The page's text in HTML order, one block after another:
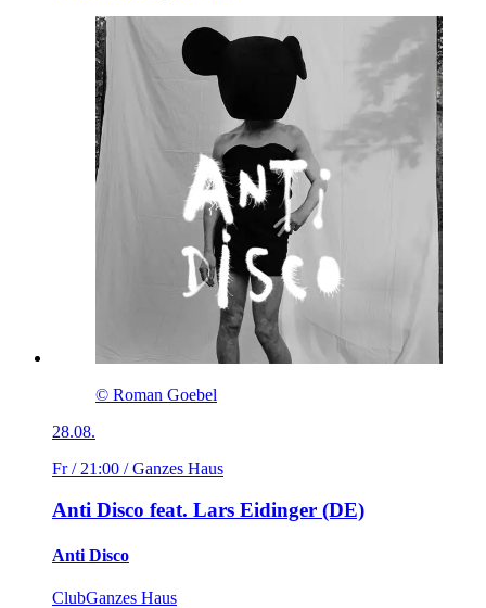
© Roman Goebel
28.08.
Fr / 21:00 / Ganzes Haus
Anti Disco feat. Lars Eidinger (DE)
Anti Disco
ClubGanzes Haus